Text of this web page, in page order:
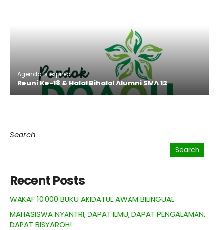
Agenda is expired
Reuni Ke-18 & Halal Bihalal Alumni SMA 12
Search
Search
Recent Posts
WAKAF 10.000 BUKU AKIDATUL AWAM BILINGUAL
MAHASISWA NYANTRI, DAPAT ILMU, DAPAT PENGALAMAN,
DAPAT BISYAROH!